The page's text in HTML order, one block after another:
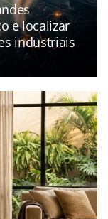
e localizar
industriais